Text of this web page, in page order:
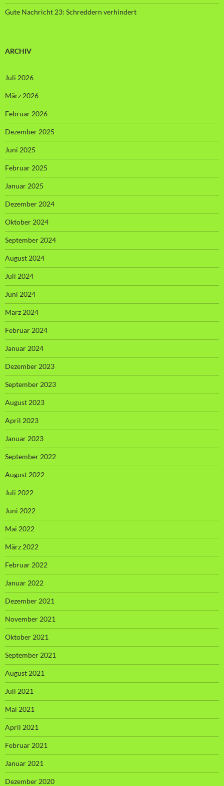
Gute Nachricht 23: Schreddern verhindert
ARCHIV
Juli 2026
März 2026
Februar 2026
Dezember 2025
Juni 2025
Februar 2025
Januar 2025
Dezember 2024
Oktober 2024
September 2024
August 2024
Juli 2024
Juni 2024
März 2024
Februar 2024
Januar 2024
Dezember 2023
September 2023
August 2023
April 2023
Januar 2023
September 2022
August 2022
Juli 2022
Juni 2022
Mai 2022
März 2022
Februar 2022
Januar 2022
Dezember 2021
November 2021
Oktober 2021
September 2021
August 2021
Juli 2021
Mai 2021
April 2021
Februar 2021
Januar 2021
Dezember 2020